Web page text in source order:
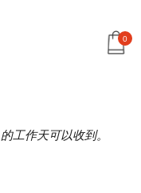
0
工作天可以收到。